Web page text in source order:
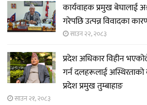
कार्यवाहक प्रमुख बेघालाई
गरेपछि उत्पन्न विवादका
साउन २२, २०८३
प्रदेश अधिकार विहीन
गर्न दलहरूलाई
प्रदेश प्रमुख तुम्बाहाङ
साउन २१, २०८३